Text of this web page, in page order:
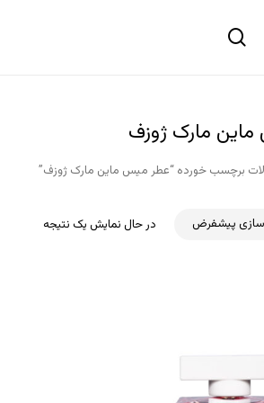
جستجو
مارک ژوزف
برچسب خورده “عطر میس ماین مارک ژوزف”
در حال نمایش یک نتیجه پیشفرض